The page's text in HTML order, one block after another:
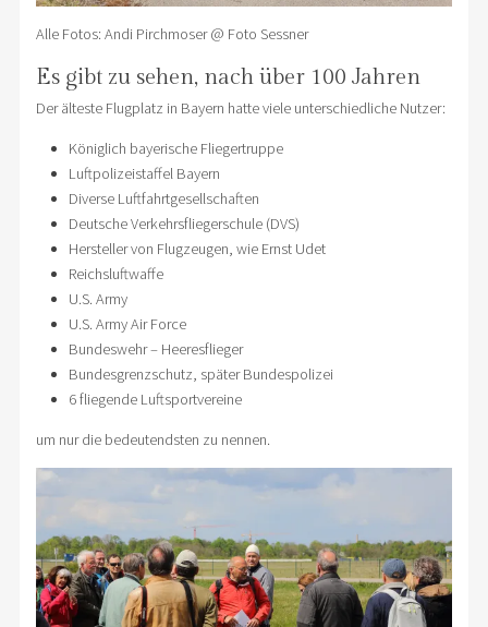
Alle Fotos: Andi Pirchmoser @ Foto Sessner
Es gibt zu sehen, nach über 100 Jahren
Der älteste Flugplatz in Bayern hatte viele unterschiedliche Nutzer:
Königlich bayerische Fliegertruppe
Luftpolizeistaffel Bayern
Diverse Luftfahrtgesellschaften
Deutsche Verkehrsfliegerschule (DVS)
Hersteller von Flugzeugen, wie Ernst Udet
Reichsluftwaffe
U.S. Army
U.S. Army Air Force
Bundeswehr – Heeresflieger
Bundesgrenzschutz, später Bundespolizei
6 fliegende Luftsportvereine
um nur die bedeutendsten zu nennen.